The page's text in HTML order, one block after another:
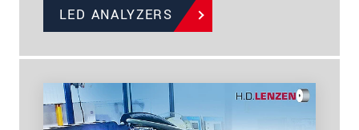
LED ANALYZERS